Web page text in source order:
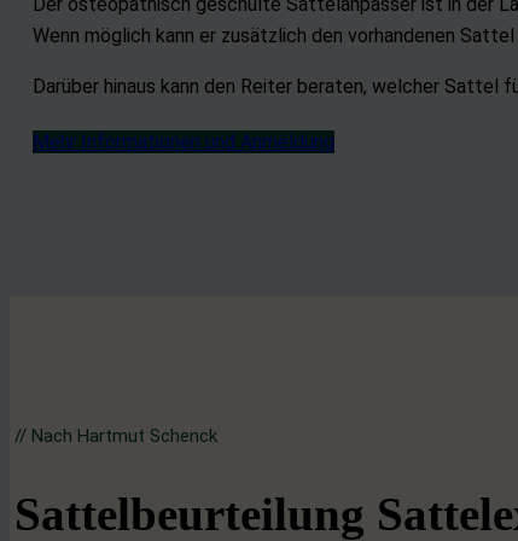
Wenn möglich kann er zusätzlich den vorhandenen
Darüber hinaus kann den Reiter beraten, welcher Sattel
Mehr Informationen und Anmeldung
// Nach Hartmut Schenck
Sattelbeurteilung